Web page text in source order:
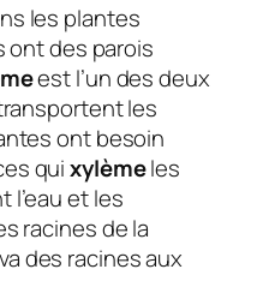
les plantes
ont des parois
est l’un des deux
les
ont besoin
quixylèmeles
et les
racines de la
va des racines aux